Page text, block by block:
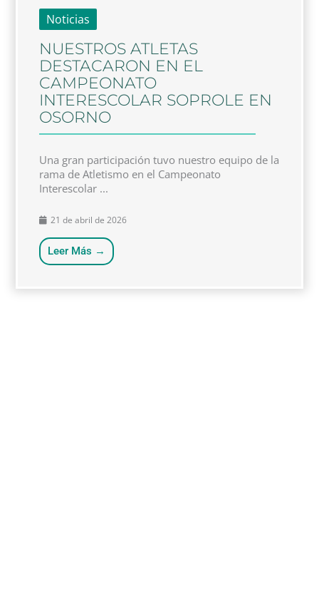
Noticias
NUESTROS ATLETAS
DESTACARON EN EL
CAMPEONATO
INTERESCOLAR SOPROLE EN
OSORNO
Una gran participación tuvo nuestro equipo de la
rama de Atletismo en el Campeonato
Interescolar ...
21 de abril de 2026
Leer Más →